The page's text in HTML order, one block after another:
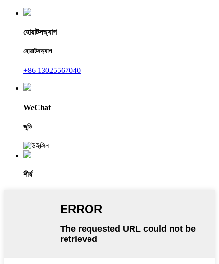
হোয়াটসঅ্যাপ
হোয়াটসঅ্যাপ
+86 13025567040
WeChat
জুডি
শীর্ষ